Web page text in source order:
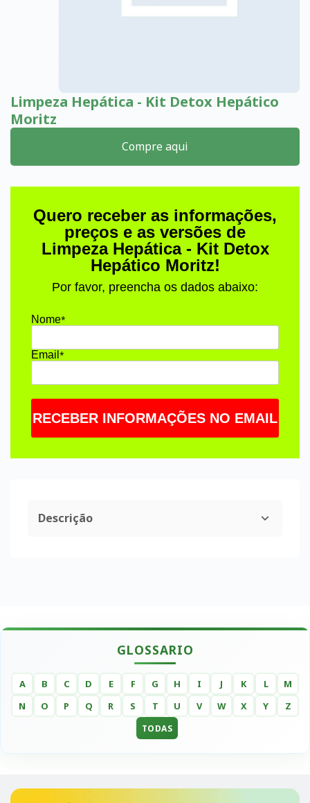
Limpeza Hepática - Kit Detox Hepático
Moritz
Compre aqui
Quero receber as informações,
preços e as versões de
Limpeza Hepática - Kit Detox
Hepático Moritz!
Por favor, preencha os dados abaixo:
Nome*
Email *
RECEBER INFORMAÇÕES NO EMAIL
Descrição
GLOSSARIO
A B C D E F G H I J K L
M
N
O P Q R S T U V W X Y Z
TODAS